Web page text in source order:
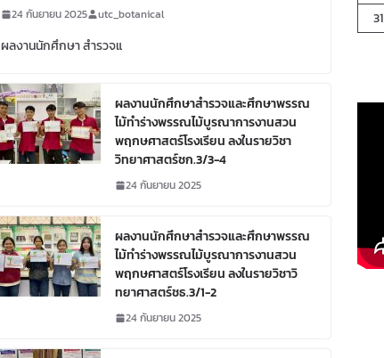
24 กันยายน 2025 utc_botanical
ผลงานนักศึกษา สำรวจแ
ผลงานนักศึกษาสำรวจและศึกษาพรรณ
ไม้ทำร่างพรรณไม้บูรณาการงานสวน
พฤกษศาสตร์โรงเรียน ลงในรายวิชา
วิทยาศาสตร์ชก.3/3-4
24 กันยายน 2025
ผลงานนักศึกษาสำรวจและศึกษาพรรณ
ไม้ทำร่างพรรณไม้บูรณาการงานสวน
พฤกษศาสตร์โรงเรียน ลงในรายวิชาวิ
ทยาศาสตร์ชธ.3/1-2
24 กันยายน 2025
31